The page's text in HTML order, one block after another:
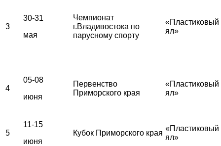
3
30-31
мая
Чемпионат
г.Владивостока по
парусному спорту
«Пластиковый
ял»
4
05-08
июня
Первенство
Приморского края
«Пластиковый
ял»
5
11-15
июня
Кубок Приморского края
«Пластиковый
ял»